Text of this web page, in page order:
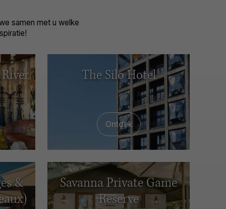
samen met u welke
The Silo Hotel
Ontdek
&
Savanna Private Game
Reserve